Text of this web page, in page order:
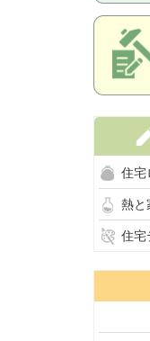
住宅
熱と
住宅